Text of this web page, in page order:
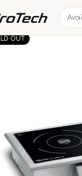
OUT